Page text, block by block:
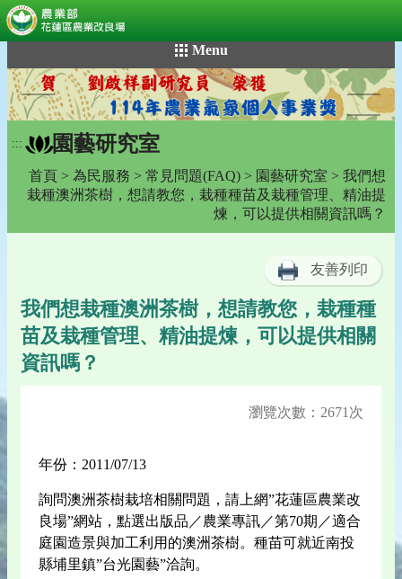
到
主
要
內
容
Menu
::: 園藝研究室
首頁 > 為民服務 > 常見問題(FAQ) > 園藝研究室 > 我們想
栽種澳洲茶樹，想請教您，栽種種苗及栽種管理、精油提
煉，可以提供相關資訊嗎？
友善列印
我們想栽種澳洲茶樹，想請教您，栽種種
苗及栽種管理、精油提煉，可以提供相關
資訊嗎？
瀏覽次數：2671次
年份：2011/07/13
詢問澳洲茶樹栽培相關問題，請上網”花蓮區農業改
良場”網站，點選出版品／農業專訊／第70期／適合
庭園造景與加工利用的澳洲茶樹。種苗可就近南投
縣埔里鎮”台光園藝”洽詢。